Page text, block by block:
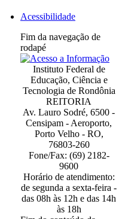
Acessibilidade
Fim da navegação de
rodapé
Instituto Federal de
Educação, Ciência e
Tecnologia de Rondônia
REITORIA
Av. Lauro Sodré, 6500 -
Censipam - Aeroporto,
Porto Velho - RO,
76803-260
Fone/Fax: (69) 2182-
9600
Horário de atendimento:
de segunda a sexta-feira -
das 08h às 12h e das 14h
às 18h